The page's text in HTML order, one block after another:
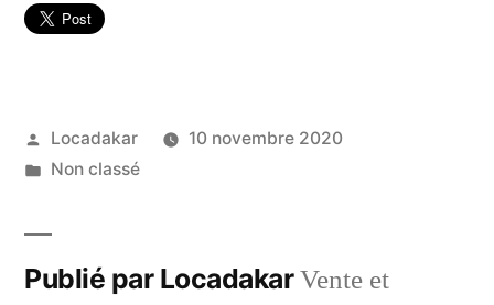
Publié
par
Locadakar
10 novembre 2020
Publié
Non classé
Publié par LocadakarVente et